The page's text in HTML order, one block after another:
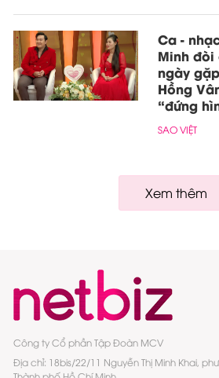
Ca -
Minh đòi
ngày
Hồng
“đứng
SAO VIỆT
Xem thêm
Công ty Cổ phần Tập Đoàn MCV
Địa chỉ: 18bis/22/11 Nguyễn Thị Minh Khai,